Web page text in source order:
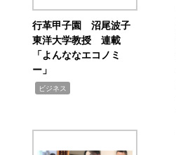
行革甲子園 沼尾波子
東洋大学教授 連載
「よんななエコノミ
ー」
ビジネス